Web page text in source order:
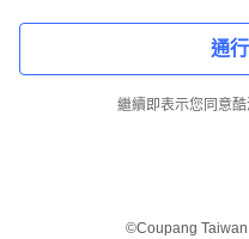
通
繼續即表示您同意酷
©Coupang